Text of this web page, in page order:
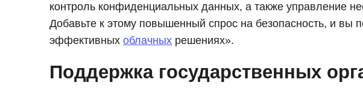
контроль конфиденциальных данных, а также управление
Добавьте к этому повышенный спрос на безопасность, и
эффективных облачных решениях».
Поддержка государственных